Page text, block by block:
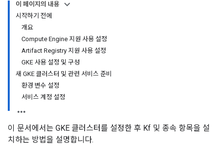
이 페이지의 내용
시작하기 전에
개요
Compute Engine 지원 사용 설정
Artifact Registry 지원 사용 설정
GKE 사용 설정 및 구성
새 GKE 클러스터 및 관련 서비스 준비
환경 변수 설정
서비스 계정 설정
이 문서에서는 GKE 클러스터를 설정한 후 Kf 및 종속 항목을 설
치하는 방법을 설명합니다.